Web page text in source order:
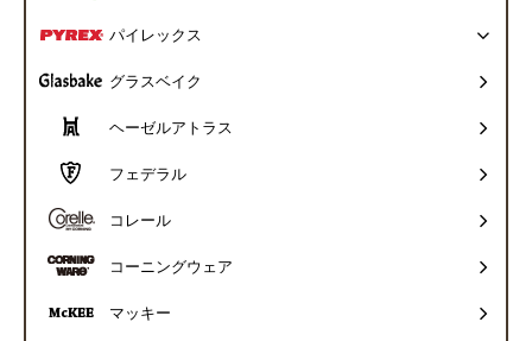
パイレックス
グラスベイク
ヘーゼルアトラス
フェデラル
コレール
コーニングウェア
マッキー